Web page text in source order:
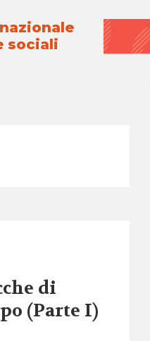
sociali
di
(Parte I)